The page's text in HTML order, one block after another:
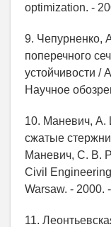
optimization. -
9. Чепурненко,
поперечного
устойчивости /
Научное
10. Маневич, А.
сжатые
Маневич, С. В.
Civil Engineering
Warsaw. - 2000.
11.